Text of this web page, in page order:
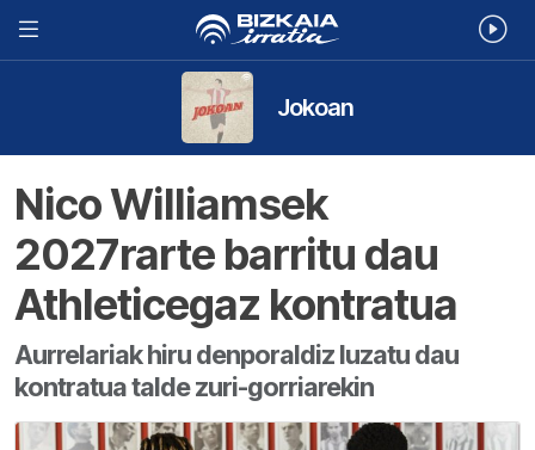
Jokoan
Nico Williamsek
2027rarte barritu dau
Athleticegaz kontratua
Aurrelariak hiru denporaldiz luzatu dau
kontratua talde zuri-gorriarekin